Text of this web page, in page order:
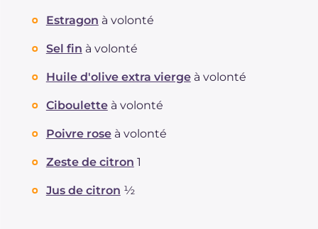
Estragon à volonté
Sel fin à volonté
Huile d'olive extra vierge à volonté
Ciboulette à volonté
Poivre rose à volonté
Zeste de citron 1
Jus de citron ½